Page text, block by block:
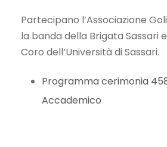
Partecipano l’Associazione
la banda della Brigata Sassari
Coro dell’Università di Sassari.
Programma cerimonia
Accademico